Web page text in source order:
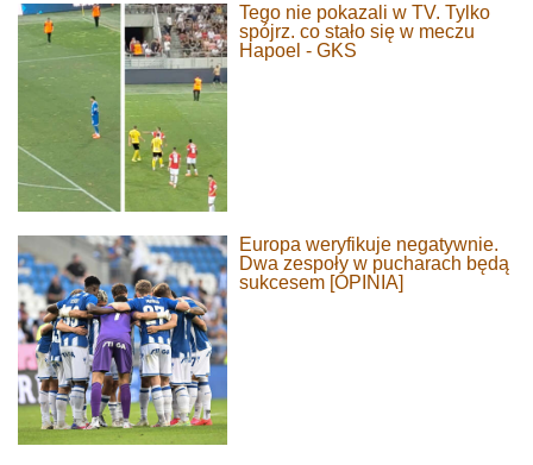
Tego nie pokazali w TV. Tylko
spójrz. co stało się w meczu
Hapoel - GKS
Europa weryfikuje negatywnie.
Dwa zespoły w pucharach będą
sukcesem [OPINIA]